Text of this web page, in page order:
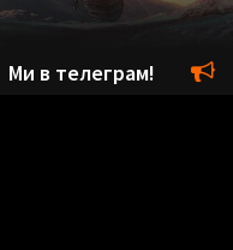
Ми в телеграм!